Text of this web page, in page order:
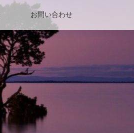
お問い合わせ